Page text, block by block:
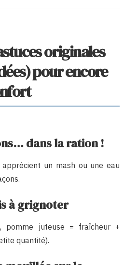
originales
pour encore
dans la ration !
apprécient un mash ou une eau
à grignoter
pomme juteuse = fraîcheur +
quantité).